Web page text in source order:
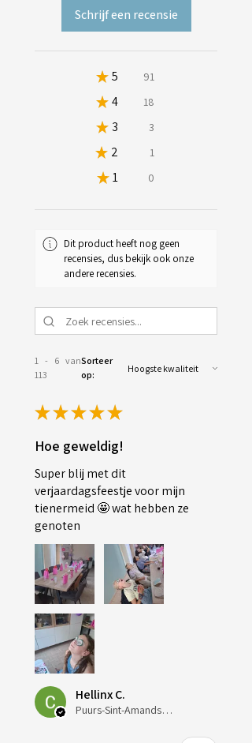
Schrijf een recensie
★ 5 80.53097345132744%
91
★ 4 15.929203539823009%
18
★ 3 2.6548672566371683%
3
★ 2 0.8849557522123894%
1
★ 1 0
Dit product heeft nog geen
recensies, dus bekijk ook onze
andere recensies.
1 - 6 van
113
Sorteer
op:
★★★★★
Hoe geweldig!
Super blij met dit
verjaardagsfeestje voor mijn
tienermeid 🤩 wat hebben ze
genoten
Hellinx C.
Puurs-Sint-Amands, Belgium